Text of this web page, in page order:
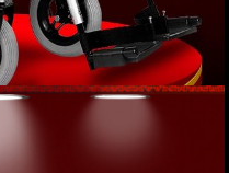
chức năng JERRY